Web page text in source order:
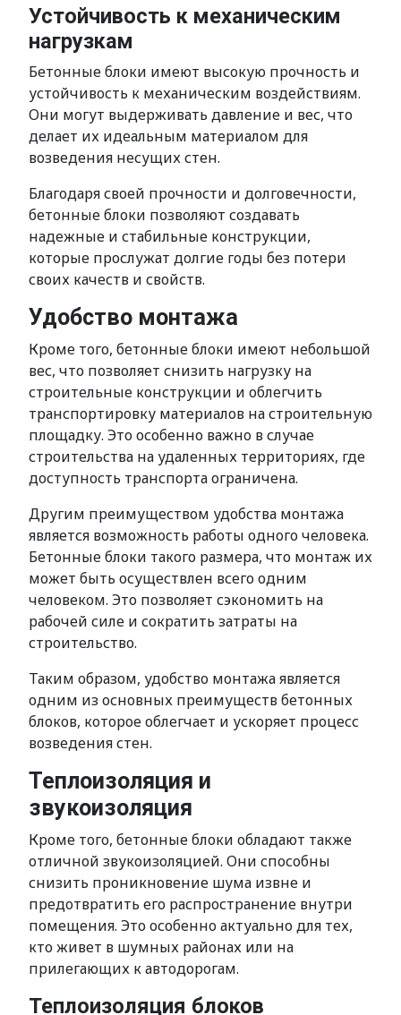
Устойчивость к механическим
нагрузкам
Бетонные блоки имеют высокую прочность и
устойчивость к механическим воздействиям.
Они могут выдерживать давление и вес, что
делает их идеальным материалом для
возведения несущих стен.
Благодаря своей прочности и долговечности,
бетонные блоки позволяют создавать
надежные и стабильные конструкции,
которые прослужат долгие годы без потери
своих качеств и свойств.
Удобство монтажа
Кроме того, бетонные блоки имеют небольшой
вес, что позволяет снизить нагрузку на
строительные конструкции и облегчить
транспортировку материалов на строительную
площадку. Это особенно важно в случае
строительства на удаленных территориях, где
доступность транспорта ограничена.
Другим преимуществом удобства монтажа
является возможность работы одного человека.
Бетонные блоки такого размера, что монтаж их
может быть осуществлен всего одним
человеком. Это позволяет сэкономить на
рабочей силе и сократить затраты на
строительство.
Таким образом, удобство монтажа является
одним из основных преимуществ бетонных
блоков, которое облегчает и ускоряет процесс
возведения стен.
Теплоизоляция и
звукоизоляция
Кроме того, бетонные блоки обладают также
отличной звукоизоляцией. Они способны
снизить проникновение шума извне и
предотвратить его распространение внутри
помещения. Это особенно актуально для тех,
кто живет в шумных районах или на
прилегающих к автодорогам.
Теплоизоляция блоков